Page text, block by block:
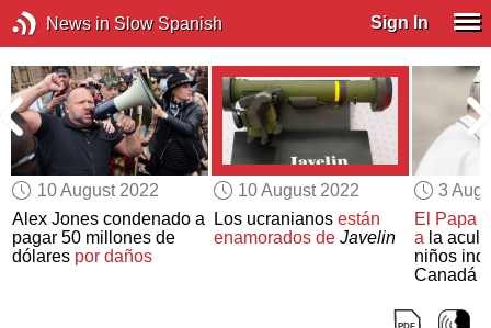
News in Slow Spanish Sign In
10 August 2022
Alex Jones condenado a
pagar 50 millones de
dólares por daños
10 August 2022
Los ucranianos están
enamorados de Javelin
3
El Papa
ala
niños
Canadá